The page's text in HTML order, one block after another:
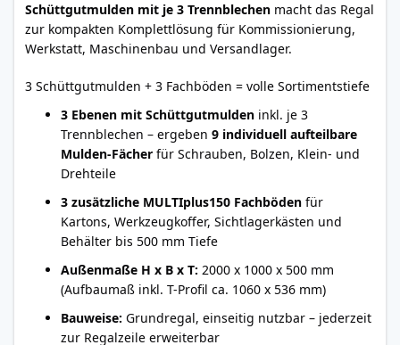
Schüttgutmulden mit je 3 Trennblechen macht das Regal
zur kompakten Komplettlösung für Kommissionierung,
Werkstatt, Maschinenbau und Versandlager.
3 Schüttgutmulden + 3 Fachböden = volle Sortimentstiefe
3 Ebenen mit Schüttgutmulden inkl. je 3
Trennblechen – ergeben 9 individuell aufteilbare
Mulden-Fächer für Schrauben, Bolzen, Klein- und
Drehteile
3 zusätzliche MULTIplus150 Fachböden für
Kartons, Werkzeugkoffer, Sichtlagerkästen und
Behälter bis 500 mm Tiefe
Außenmaße H x B x T: 2000 x 1000 x 500 mm
(Aufbaumaß inkl. T-Profil ca. 1060 x 536 mm)
Bauweise: Grundregal, einseitig nutzbar – jederzeit
zur Regalzeile erweiterbar